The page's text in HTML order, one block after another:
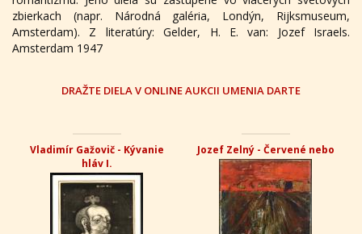
zbierkach (napr. Národná galéria, Londýn, Rijksmuseum,
Amsterdam). Z literatúry: Gelder, H. E. van: Jozef Israels.
Amsterdam 1947
DRAŽTE DIELA V ONLINE AUKCII UMENIA DARTE
Vladimír Gažovič - Kývanie
hláv I.
Jozef Zelný - Červené nebo